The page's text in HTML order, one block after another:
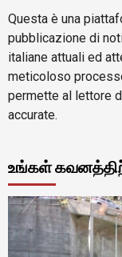
Questa è una
pubblicazione di
italiane attuali ed
meticoloso
permette al lettore
accurate.
உங்கள்